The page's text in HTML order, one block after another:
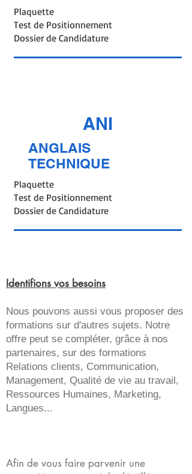
Plaquette
Test de Positionnement
Dossier de Candidature
ANI
ANGLAIS
TECHNIQUE
Plaquette
Test de Positionnement
Dossier de Candidature
Identifions vos besoins
Nous pouvons aussi vous proposer des
formations sur d'autres sujets. Notre
offre peut se compléter, grâce à nos
partenaires, sur des formations
Relations clients, Communication,
Management, Qualité de vie au travail,
Ressources Humaines, Marketing,
Langues...
Afin de vous faire parvenir une